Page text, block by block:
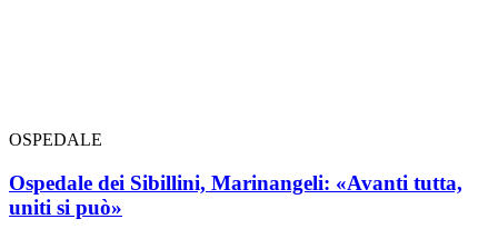
OSPEDALE
Ospedale dei Sibillini, Marinangeli: «Avanti tutta,
uniti si può»